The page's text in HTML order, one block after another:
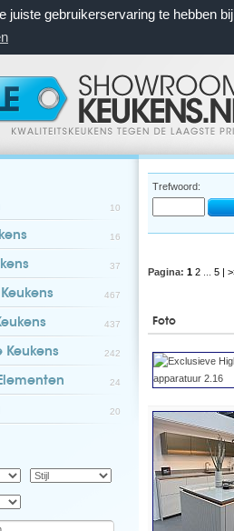
juiste gebruikerservaring te hebben
10
16
37
467
437
Keukens 242
24
20
Trefwoord:
Pagina: 1 2 5 |
Foto